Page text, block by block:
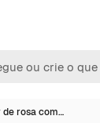
de rosa com…